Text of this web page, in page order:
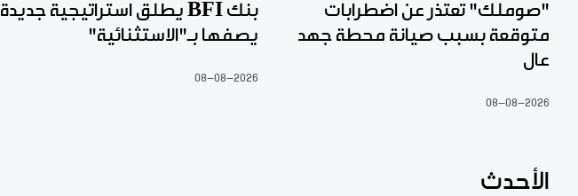
"صوملك" تعتذر عن اضطرابات
متوقعة بسبب صيانة محطة جهد
عال
08-08-2026
بنك BFI يطلق استراتيجية جديدة
يصفها بـ"الاستثنائية"
08-08-2026
الأحدث